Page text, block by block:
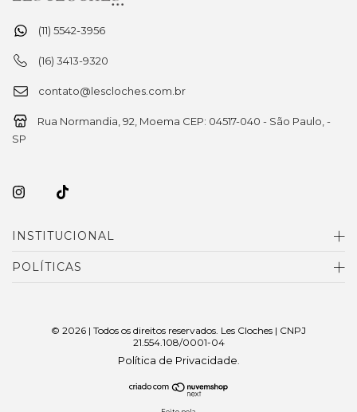
(11) 5542-3956
(16) 3413-9320
contato@lescloches.com.br
Rua Normandia, 92, Moema CEP: 04517-040 - São Paulo, -
SP
INSTITUCIONAL
POLÍTICAS
© 2026 | Todos os direitos reservados. Les Cloches | CNPJ
21.554.108/0001-04
Política de Privacidade.